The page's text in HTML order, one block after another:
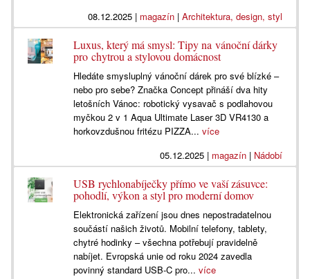
08.12.2025| magazín| Architektura, design, styl
Luxus, který má smysl: Tipy na vánoční dárky
pro chytrou a stylovou domácnost
Hledáte smysluplný vánoční dárek pro své blízké –
nebo pro sebe? Značka Concept přináší dva hity
letošních Vánoc: robotický vysavač s podlahovou
myčkou 2 v 1 Aqua Ultimate Laser 3D VR4130 a
horkovzdušnou fritézu PIZZA...více
05.12.2025| magazín| Nádobí
USB rychlonabíječky přímo ve vaší zásuvce:
pohodlí, výkon a styl pro moderní domov
Elektronická zařízení jsou dnes nepostradatelnou
součástí našich životů. Mobilní telefony, tablety,
chytré hodinky – všechna potřebují pravidelně
nabíjet. Evropská unie od roku 2024 zavedla
povinný standard USB-C pro...více